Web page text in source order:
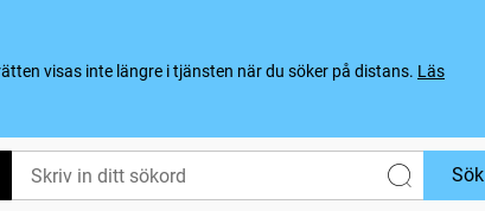
visas inte längre i tjänsten när du söker på distans. Läs
Sök